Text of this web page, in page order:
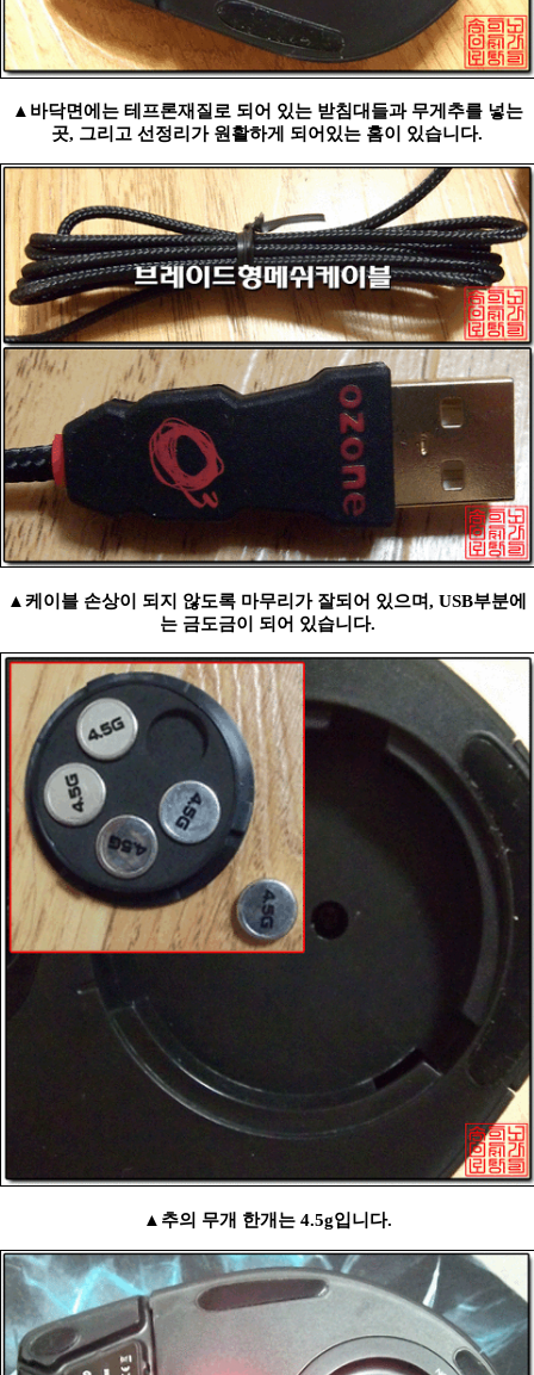
▲바닥면에는 테프론재질로 되어 있는 받침대들과 무게추를 넣는
곳, 그리고 선정리가 원활하게 되어있는 홈이 있습니다.
▲케이블 손상이 되지 않도록 마무리가 잘되어 있으며, USB부분에
는 금도금이 되어 있습니다.
▲추의 무개 한개는 4.5g입니다.